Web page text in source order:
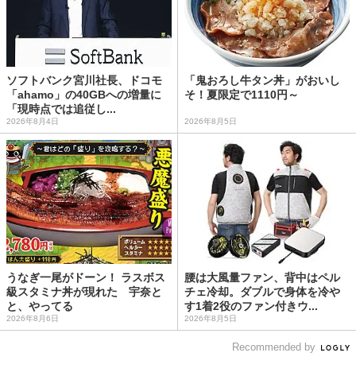
ソフトバンク宮川社長、ドコモ
「ahamo」の40GBへの増量に
「現時点では追従し...
2026年8月4日
「鬼おろし牛タン丼」がおいし
そ！夏限定で1110円～
2026年8月5日
うなぎ一尾がドーン！ ラスボス
級スタミナ丼が現れた 宇奈と
と、やってる
2026年8月6日
腰は大風量ファン、背中はペル
チェ冷却。ダブルで身体を冷や
す1着2役のファン付きウ...
2026年8月5日
Recommended by